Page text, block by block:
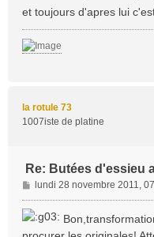
et toujours d'apres lui
la rotule 73
1007iste de platine
Re: Butées d'essieu
M
e
s
lundi 28 novembre 2011,